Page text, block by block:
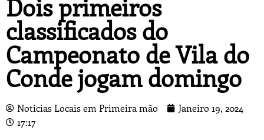
Dois primeiros
classificados do
Campeonato de Vila do
Conde jogam domingo
Notícias Locais em Primeira mão
Janeiro 19, 2024
17:17